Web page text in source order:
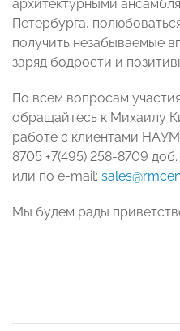
архитектурными
Петербурга,
получить незабываемые
заряд бодрости и
По всем вопросам
обращайтесь к Михаилу
работе с клиентами
8705 +7(495) 258-8709
или по e-mail:
Мы будем рады